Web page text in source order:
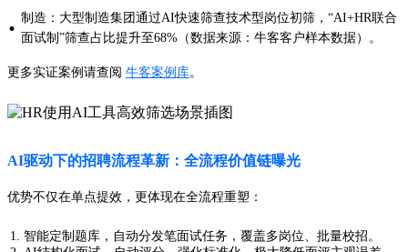
· 制造：大型制造集团通过AI快速筛查技术型岗位初筛，“AI+HR联合
面试制”筛查占比提升至68%（数据来源：牛客客户样本数据）。
更多实证案例请查阅 牛客案例库。
AI驱动下的招聘流程革新：全流程价值链曝光
优势不仅在单点提效，更体现在全流程重塑：
智能定制题库，自动分发笔面试任务，覆盖多岗位、批量校招。